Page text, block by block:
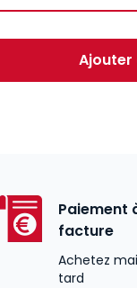
Ajouter
Paiement
facture
Achetez
tard